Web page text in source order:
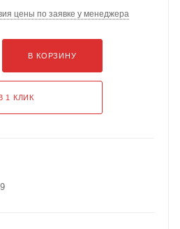
цены по заявке у менеджера
В КОРЗИНУ
1 КЛИК